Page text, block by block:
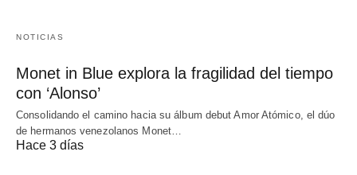
NOTICIAS
Monet in Blue explora la fragilidad del tiempo
con ‘Alonso’
Consolidando el camino hacia su álbum debut Amor Atómico, el dúo
de hermanos venezolanos Monet…
Hace 3 días